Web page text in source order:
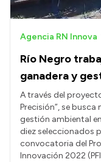
Río Negro
ganadera y
Agencia RN Innova
A través del
Precisión”, se
gestión ambiental
diez seleccionados
convocatoria del
Innovación 2022